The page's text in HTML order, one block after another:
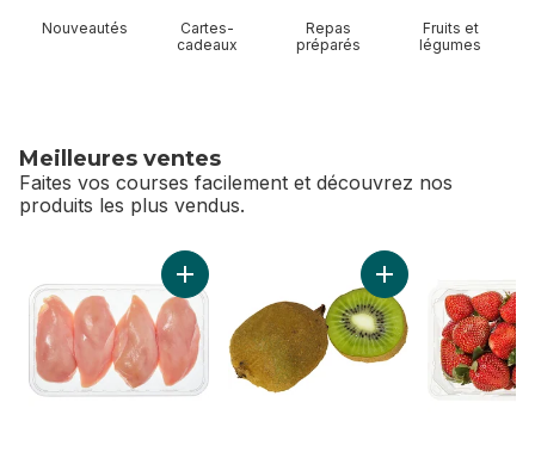
Nouveautés
Cartes-
cadeaux
Repas
préparés
Fruits et
légumes
Meilleures ventes
Faites vos courses facilement et découvrez nos
produits les plus vendus.
sauter Meilleures ventes
Ajouter Poitrine de poulet désossée et
Ajouter Kiwis au